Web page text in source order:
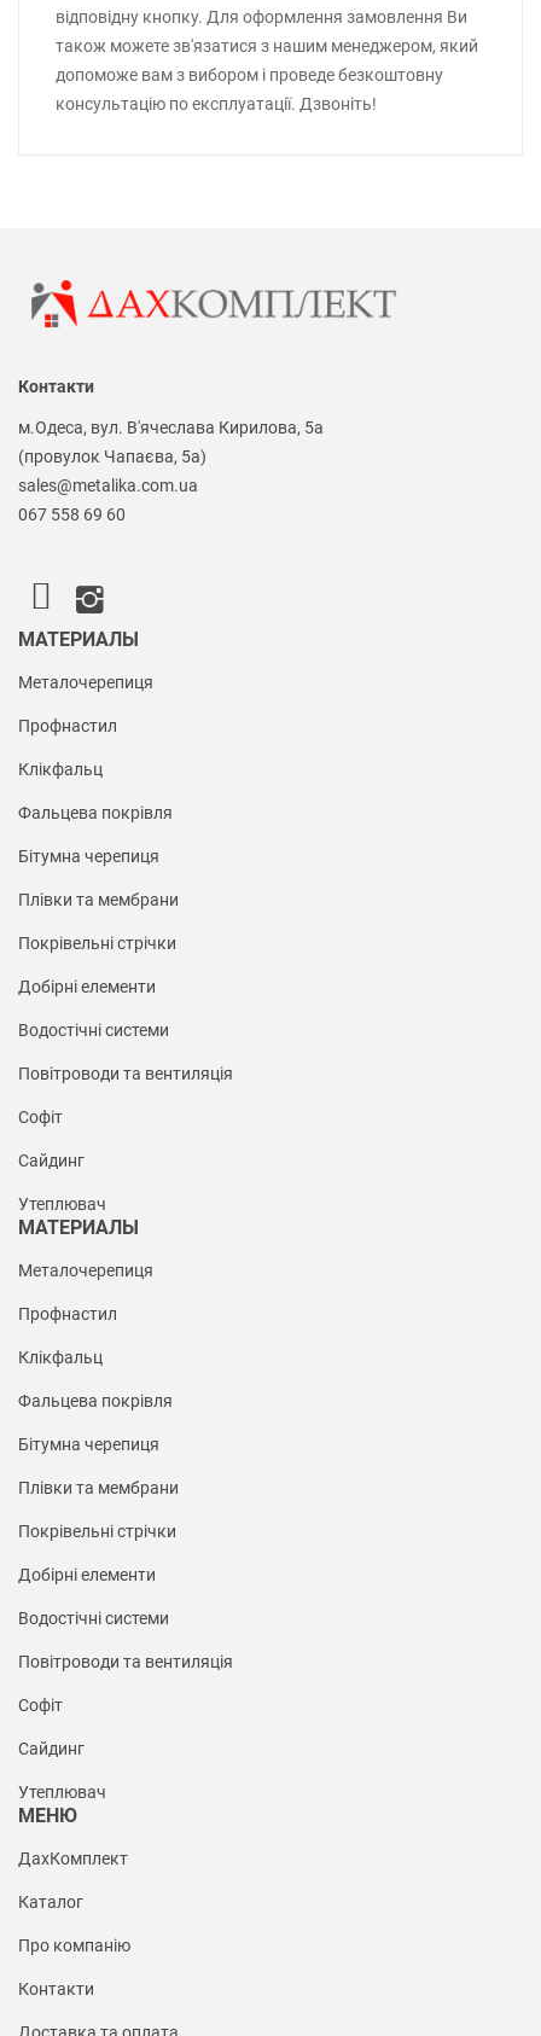
відповідну кнопку. Для оформлення замовлення Ви
також можете зв'язатися з нашим менеджером, який
допоможе вам з вибором і проведе безкоштовну
консультацію по експлуатації. Дзвоніть!
Контакти
м.Одеса, вул. В'ячеслава Кирилова, 5а
(провулок Чапаєва, 5а)
sales@metalika.com.ua
067 558 69 60
МАТЕРИАЛЫ
Металочерепиця
Профнастил
Клікфальц
Фальцева покрівля
Бітумна черепиця
Плівки та мембрани
Покрівельні стрічки
Добірні елементи
Водостічні системи
Повітроводи та вентиляція
Софіт
Сайдинг
Утеплювач
МАТЕРИАЛЫ
Металочерепиця
Профнастил
Клікфальц
Фальцева покрівля
Бітумна черепиця
Плівки та мембрани
Покрівельні стрічки
Добірні елементи
Водостічні системи
Повітроводи та вентиляція
Софіт
Сайдинг
Утеплювач
МЕНЮ
ДахКомплект
Каталог
Про компанію
Контакти
Доставка та оплата